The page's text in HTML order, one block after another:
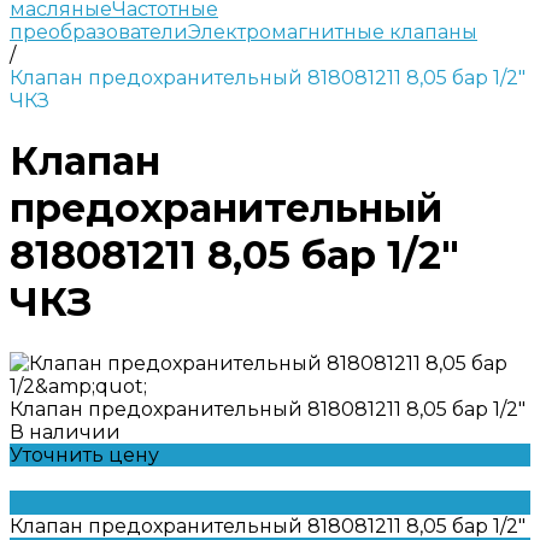
масляныеЧастотные
преобразователиЭлектромагнитные клапаны
/
Клапан предохранительный 818081211 8,05 бар 1/2"
ЧКЗ
Клапан
предохранительный
818081211 8,05 бар 1/2"
ЧКЗ
Клапан предохранительный 818081211 8,05 бар 1/2"
В наличии
Уточнить цену
Клапан предохранительный 818081211 8,05 бар 1/2"